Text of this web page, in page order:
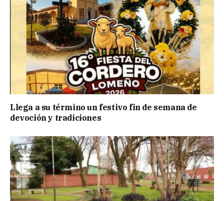
Llega a su término un festivo fin de semana de
devoción y tradiciones